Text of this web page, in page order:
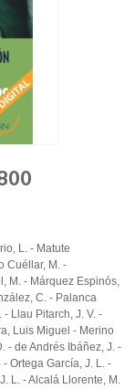
L. - Matute
Cuéllar, M. -
M. - Márquez Espinós,
C. - Palanca
Llau Pitarch, J. V. -
Luis Miguel - Merino
- de Andrés Ibáñez, J. -
Ortega García, J. L. -
L. - Alcalá Llorente, M.